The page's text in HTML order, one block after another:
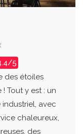
5
des étoiles
Tout y est : un
avec
chaleureux,
des